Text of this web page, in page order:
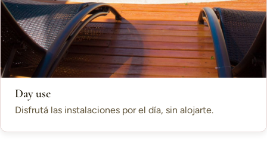
Day use
Disfrutá las instalaciones por el día, sin alojarte.